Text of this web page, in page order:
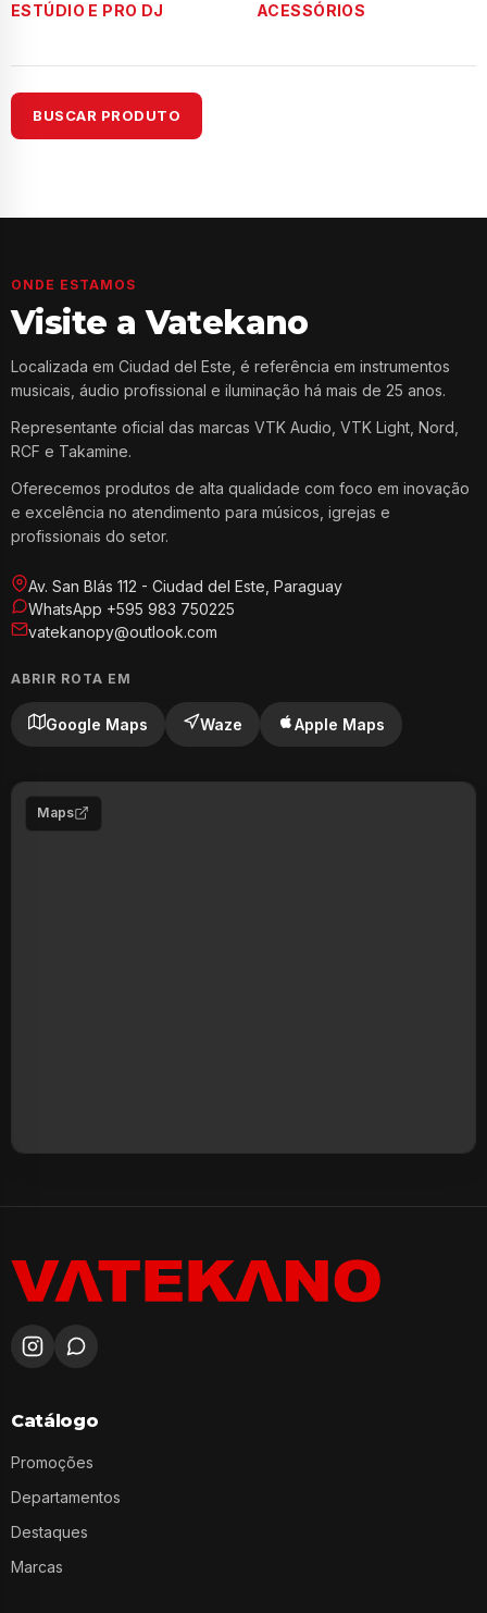
ESTÚDIO E PRO DJ ACESSÓRIOS
BUSCAR PRODUTO
ONDE ESTAMOS
Visite a Vatekano
Localizada em Ciudad del Este, é referência em instrumentos
musicais, áudio profissional e iluminação há mais de 25 anos.
Representante oficial das marcas VTK Audio, VTK Light, Nord,
RCF e Takamine.
Oferecemos produtos de alta qualidade com foco em inovação
e excelência no atendimento para músicos, igrejas e
profissionais do setor.
Av. San Blás 112 - Ciudad del Este, Paraguay
WhatsApp +595 983 750225
vatekanopy@outlook.com
ABRIR ROTA EM
Google Maps Waze Apple Maps
Maps
Catálogo
Promoções
Departamentos
Destaques
Marcas